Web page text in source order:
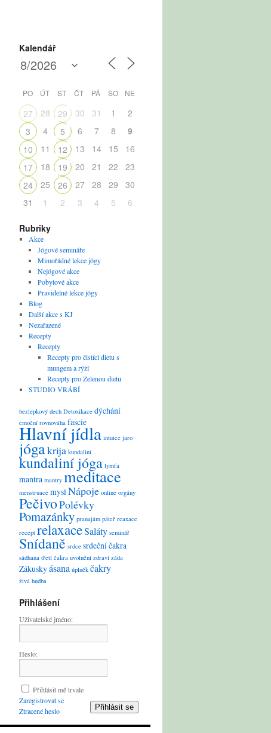
Kalendář
PO ÚT ST ČT PÁ SO NE
27 28 29 30 31 1
2
3
4 5 6 7 8
9
10
11 12 13 14 15
16
17
18 19 20 21 22
23
24
25 26 27 28 29
30
31
1 2 3 4 5 6
Rubriky
Akce
Jógové semináře
Mimořádné lekce jógy
Nejógové akce
Pobytové akce
Pravidelné lekce jógy
Blog
Další akce s KJ
Nezařazené
Recepty
Recepty
Recepty pro čistící dietu s
mungem a rýží
Recepty pro Zelenou dietu
STUDIO VRÁBÍ
bezlepkový dech Detoxikace dýchání
emoční rovnováha fascie
Hlavní jídla intuice jaro
jógakrija kundaliní
kundaliní jóga lymfa
mantra mantry meditace
menstruace myslNápoje online orgány
PečivoPolévky
Pomazánky pranajám páteř reaxace
recept relaxaceSaláty seminář
Snídaně srdce srdeční čakra
sádhana třetí čakra uvolnění zdraví záda
Zákuskyásana úplněk čakry
živá hudba
Přihlášení
Uživatelské jméno:
Heslo:
Přihlásit mě trvale
Přihlásit se
Zaregistrovat se
Ztracené heslo